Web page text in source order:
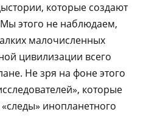
которые создают
этого не наблюдаем,
малочисленных
цивилизации всего
Не зря на фоне этого
которые
инопланетного